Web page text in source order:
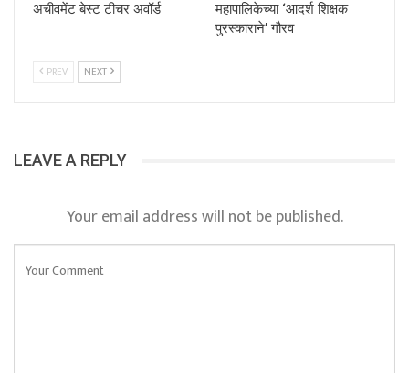
अचीवमेंट बेस्ट टीचर अवॉर्ड
महापालिकेच्या ‘आदर्श शिक्षक
पुरस्काराने’ गौरव
PREV NEXT
LEAVE A REPLY
Your email address will not be published.